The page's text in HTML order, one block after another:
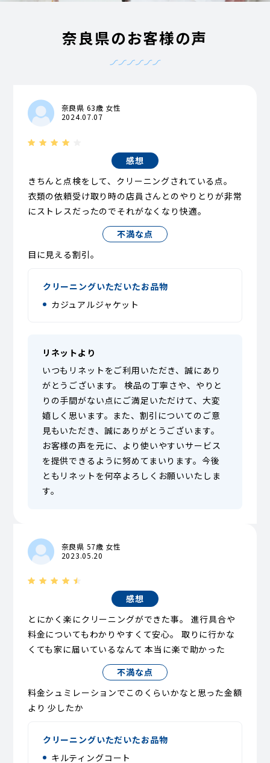
奈良県のお客様の声
奈良県 63歳 女性
2024.07.07
感想
きちんと点検をして、クリーニングされている点。
衣類の依頼受け取り時の店員さんとのやりとりが非常
にストレスだったのでそれがなくなり快適。
不満な点
目に見える割引。
クリーニングいただいたお品物
カジュアルジャケット
リネットより
いつもリネットをご利用いただき、誠にあり
がとうございます。 検品の丁寧さや、やりと
りの手間がない点にご満足いただけて、大変
嬉しく思います。また、割引についてのご意
見もいただき、誠にありがとうございます。
お客様の声を元に、より使いやすいサービス
を提供できるように努めてまいります。今後
ともリネットを何卒よろしくお願いいたしま
す。
奈良県 57歳 女性
2023.05.20
感想
とにかく楽にクリーニングができた事。 進行具合や
料金についてもわかりやすくて安心。 取りに行かな
くても家に届いているなんて 本当に楽で助かった
不満な点
料金シュミレーションでこのくらいかなと思った金額
より 少したか
クリーニングいただいたお品物
キルティングコート